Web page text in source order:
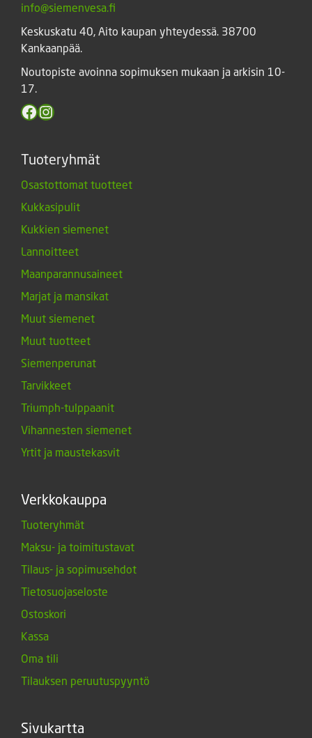
info@siemenvesa.fi
Keskuskatu 40, Aito kaupan yhteydessä. 38700
Kankaanpää.
Noutopiste avoinna sopimuksen mukaan ja arkisin 10-
17.
Facebook
Instagram
Tuoteryhmät
Osastottomat tuotteet
Kukkasipulit
Kukkien siemenet
Lannoitteet
Maanparannusaineet
Marjat ja mansikat
Muut siemenet
Muut tuotteet
Siemenperunat
Tarvikkeet
Triumph-tulppaanit
Vihannesten siemenet
Yrtit ja maustekasvit
Verkkokauppa
Tuoteryhmät
Maksu- ja toimitustavat
Tilaus- ja sopimusehdot
Tietosuojaseloste
Ostoskori
Kassa
Oma tili
Tilauksen peruutuspyyntö
Sivukartta